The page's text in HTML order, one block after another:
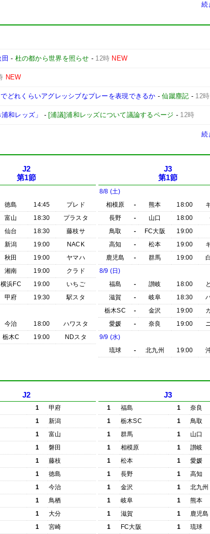
続
- 杜の都から世界を照らせ - 12時 NEW
NEW
どれくらいアグレッシブなプレーを表現できるか -仙蹴塵記 - 12時
和レッズ」 - [浦議]浦和レッズについて議論するページ - 12時
続
J2
第1節
徳島 14:45
プレド
富山 18:30
プラスタ
仙台 18:30
藤枝サ
新潟 19:00
NACK
秋田 19:00
ヤマハ
湘南 19:00
クラド
横浜FC 19:00
いちご
甲府 19:30
駅スタ
今治 18:00
ハワスタ
栃木C 19:00 NDスタ
J3
第1節
8/8 (土)
相模原
- 熊本 18:00
長野
- 山口 18:00
鳥取
- FC大阪 19:00
高知
- 松本 19:00
鹿児島
- 群馬 19:00
8/9 (日)
福島
- 讃岐 18:00
滋賀
- 岐阜 18:30
栃木SC
- 金沢 19:00
愛媛
- 奈良 19:00
9/9 (水)
琉球
- 北九州 19:00
J2
1
甲府
1
新潟
1
富山
1
磐田
1
藤枝
1
徳島
1
今治
1
鳥栖
1
大分
1 宮崎
J3
1 福島 1
奈良
1
栃木SC 1
鳥取
1
群馬 1
山口
1
相模原 1
讃岐
1
松本 1
愛媛
1
長野 1
高知
1
金沢 1
北九州
1
岐阜 1
熊本
1
滋賀 1
鹿児島
1
FC大阪 1 琉球